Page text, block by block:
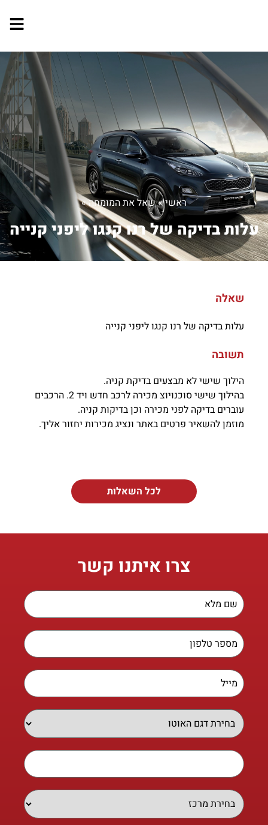
ראשי»שאל את המומחה»
עלות בדיקה של רנו קנגו ליפני קנייה
שאלה
עלות בדיקה של רנו קנגו ליפני קנייה
תשובה
הילוך שישי לא מבצעים בדיקת קניה.
בהילוך שישי סוכנויוצ מכירה לרכב חדש ויד 2. הרכבים
עוברים בדיקה לפני מכירה וכן בדיקות קניה.
מוזמן להשאיר פרטים באתר ונציג מכירות יחזור אליך.
לכל השאלות
צרו איתנו קשר